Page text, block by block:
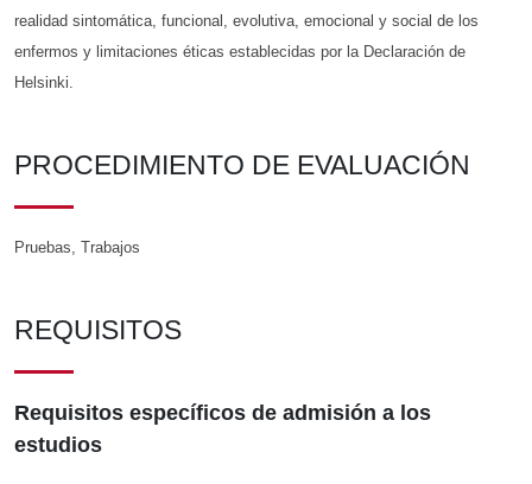
realidad sintomática, funcional, evolutiva, emocional y social de los
enfermos y limitaciones éticas establecidas por la Declaración de
Helsinki.
PROCEDIMIENTO DE EVALUACIÓN
Pruebas, Trabajos
REQUISITOS
Requisitos específicos de admisión a los
estudios